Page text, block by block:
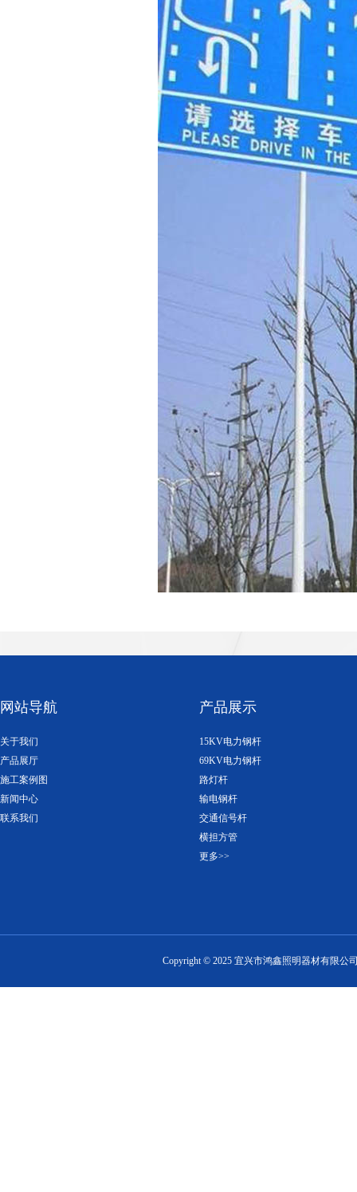
网站导航
关于我们
产品展厅
施工案例图
新闻中心
联系我们
产品展示
15KV电力钢杆
69KV电力钢杆
路灯杆
输电钢杆
交通信号杆
横担方管
更多>>
Copyright © 2025 宜兴市鸿鑫照明器材有限公